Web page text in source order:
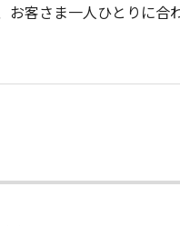
お客さま一人ひとりに合